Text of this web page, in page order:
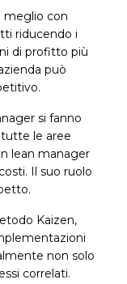
meglio con
riducendo i
di profitto più
può
si fanno
le aree
lean manager
Il suo ruolo
Kaizen,
non solo
correlati.